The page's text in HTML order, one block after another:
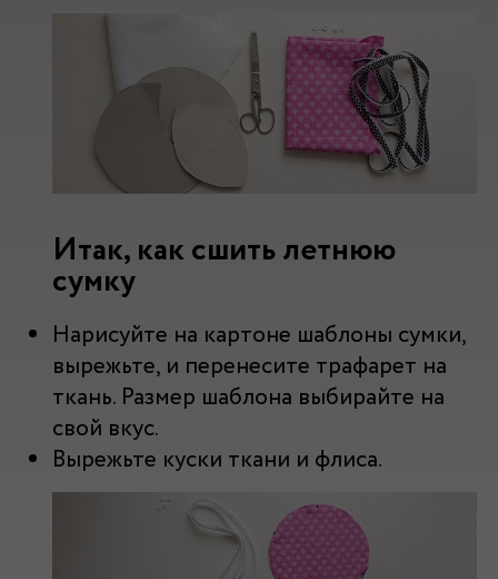
Итак, как сшить летнюю
сумку
Нарисуйте на картоне шаблоны сумки,
вырежьте, и перенесите трафарет на
ткань. Размер шаблона выбирайте на
свой вкус.
Вырежьте куски ткани и флиса.